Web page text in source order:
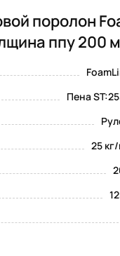
поролон
ппу 200
Пена
25